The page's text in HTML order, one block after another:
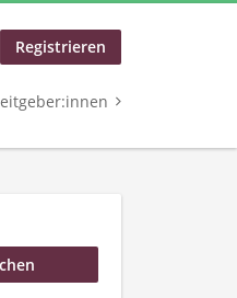
Registrieren